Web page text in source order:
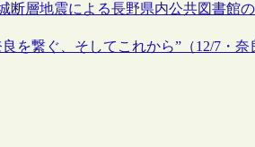
断層地震による長野県内公共図書館
を繋ぐ、そしてこれから”（12/7・奈